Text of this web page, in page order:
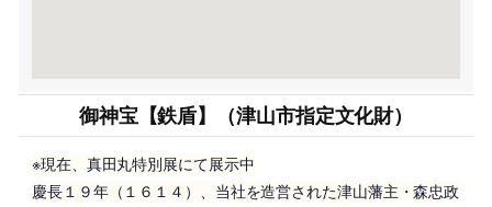
御神宝【鉄盾】（津山市指定文化財）
※現在、真田丸特別展にて展示中
慶長１９年（１６１４）、当社を造営された津山藩主・森忠政